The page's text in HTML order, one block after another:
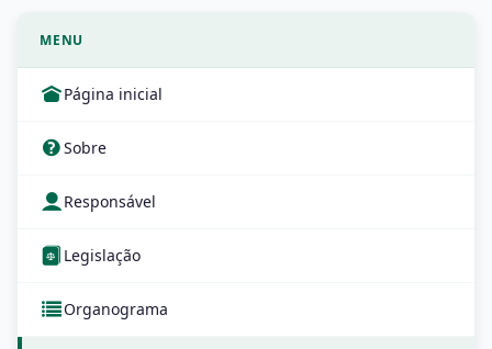
MENU
Página inicial
Sobre
Responsável
Legislação
Organograma